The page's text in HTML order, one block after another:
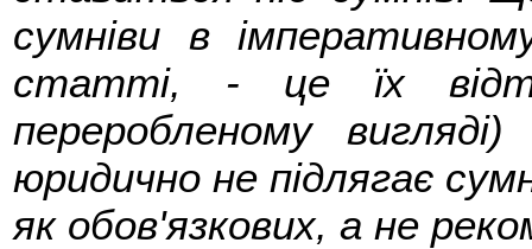
сумніви в
статті, - це їх
переробленому
юридично не підлягає
як обов'язкових, а не